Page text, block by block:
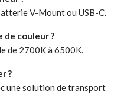
V-Mount ou USB-C.
couleur ?
de 2700K à 6500K.
?
une solution de transport